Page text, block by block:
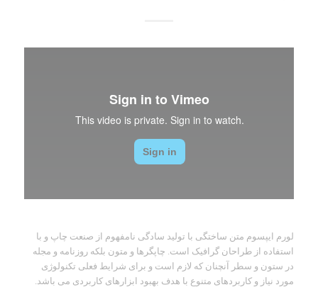
لورم ایپسوم متن ساختگی با تولید سادگی نامفهوم از صنعت چاپ و با
استفاده از طراحان گرافیک است. چاپگرها و متون بلکه روزنامه و مجله
در ستون و سطر آنچنان که لازم است و برای شرایط فعلی تکنولوژی
مورد نیاز و کاربردهای متنوع با هدف بهبود ابزارهای کاربردی می باشد.